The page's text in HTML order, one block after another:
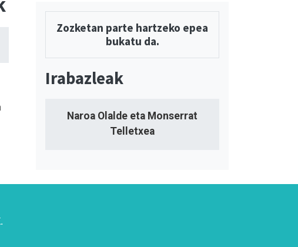
Zozketan parte hartzeko epea
bukatu da.
Irabazleak
Naroa Olalde eta Monserrat
Telletxea